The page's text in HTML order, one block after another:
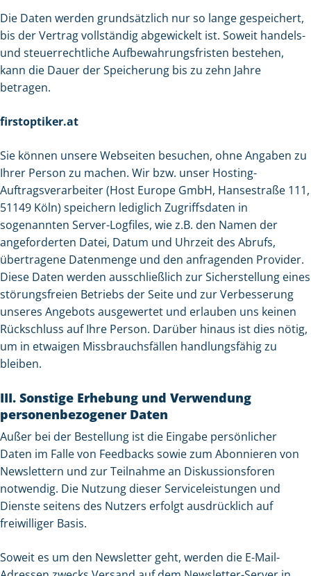
Die Daten werden grundsätzlich nur so lange gespeichert,
bis der Vertrag vollständig abgewickelt ist. Soweit handels-
und steuerrechtliche Aufbewahrungsfristen bestehen,
kann die Dauer der Speicherung bis zu zehn Jahre
betragen.
firstoptiker.at
Sie können unsere Webseiten besuchen, ohne Angaben zu
Ihrer Person zu machen. Wir bzw. unser Hosting-
Auftragsverarbeiter (Host Europe GmbH, Hansestraße 111,
51149 Köln) speichern lediglich Zugriffsdaten in
sogenannten Server-Logfiles, wie z.B. den Namen der
angeforderten Datei, Datum und Uhrzeit des Abrufs,
übertragene Datenmenge und den anfragenden Provider.
Diese Daten werden ausschließlich zur Sicherstellung eines
störungsfreien Betriebs der Seite und zur Verbesserung
unseres Angebots ausgewertet und erlauben uns keinen
Rückschluss auf Ihre Person. Darüber hinaus ist dies nötig,
um in etwaigen Missbrauchsfällen handlungsfähig zu
bleiben.
III. Sonstige Erhebung und Verwendung
personenbezogener Daten
Außer bei der Bestellung ist die Eingabe persönlicher
Daten im Falle von Feedbacks sowie zum Abonnieren von
Newslettern und zur Teilnahme an Diskussionsforen
notwendig. Die Nutzung dieser Serviceleistungen und
Dienste seitens des Nutzers erfolgt ausdrücklich auf
freiwilliger Basis.
Soweit es um den Newsletter geht, werden die E-Mail-